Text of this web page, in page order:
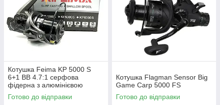
Котушка Feima KP 5000 S
6+1 BB 4.7:1 серфова
фідерна з алюмінієвою
мілкою шпулею для дальніх
закидів
Готово до відправки
Котушка Flagman Sensor Big
Game Carp 5000 FS
Готово до відправки